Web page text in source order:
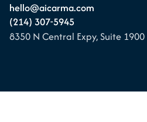
hello@aicarma.com
(214) 307-5945
8350 N Central Expy, Suite 1900